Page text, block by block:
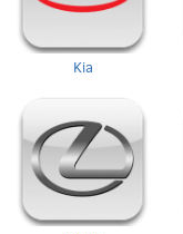
Kia